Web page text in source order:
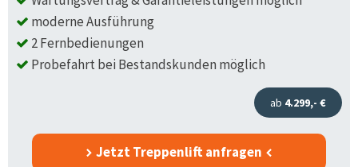
moderne Ausführung
2 Fernbedienungen
Probefahrt bei Bestandskunden möglich
ab 4.299,- €
Jetzt Treppenlift anfragen